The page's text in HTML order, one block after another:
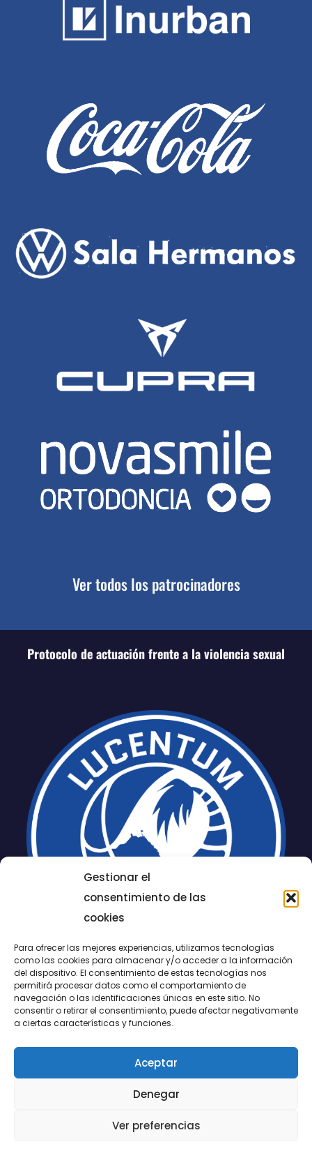
Gestionar el
consentimiento de las
cookies
Para ofrecer las mejores experiencias, utilizamos tecnologías
como las cookies para almacenar y/o acceder a la información
del dispositivo. El consentimiento de estas tecnologías nos
permitirá procesar datos como el comportamiento de
navegación o las identificaciones únicas en este sitio. No
consentir o retirar el consentimiento, puede afectar negativamente
a ciertas características y funciones.
Aceptar
Denegar
Ver preferencias
Ver todos los patrocinadores
Protocolo de actuación frente a la violencia sexual
LUCENTUM
ALICANTE
CONTACTO
@FundaciónLucentum página oficial